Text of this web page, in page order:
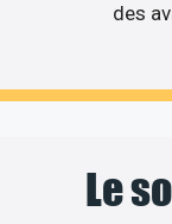
des
Le